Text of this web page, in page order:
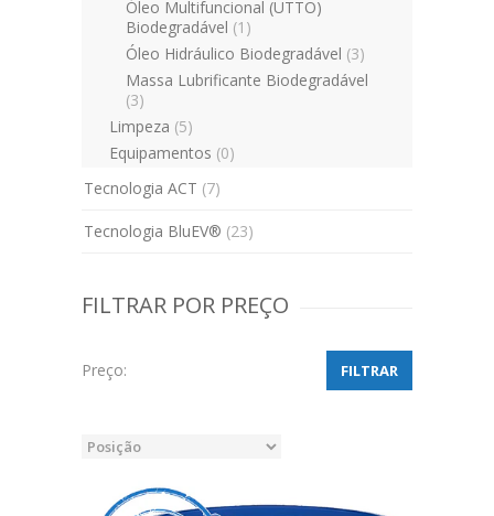
Óleo Multifuncional (UTTO)
Biodegradável (1)
Óleo Hidráulico Biodegradável (3)
Massa Lubrificante Biodegradável
(3)
Limpeza (5)
Equipamentos (0)
Tecnologia ACT (7)
Tecnologia BluEV® (23)
FILTRAR POR PREÇO
Preço: FILTRAR